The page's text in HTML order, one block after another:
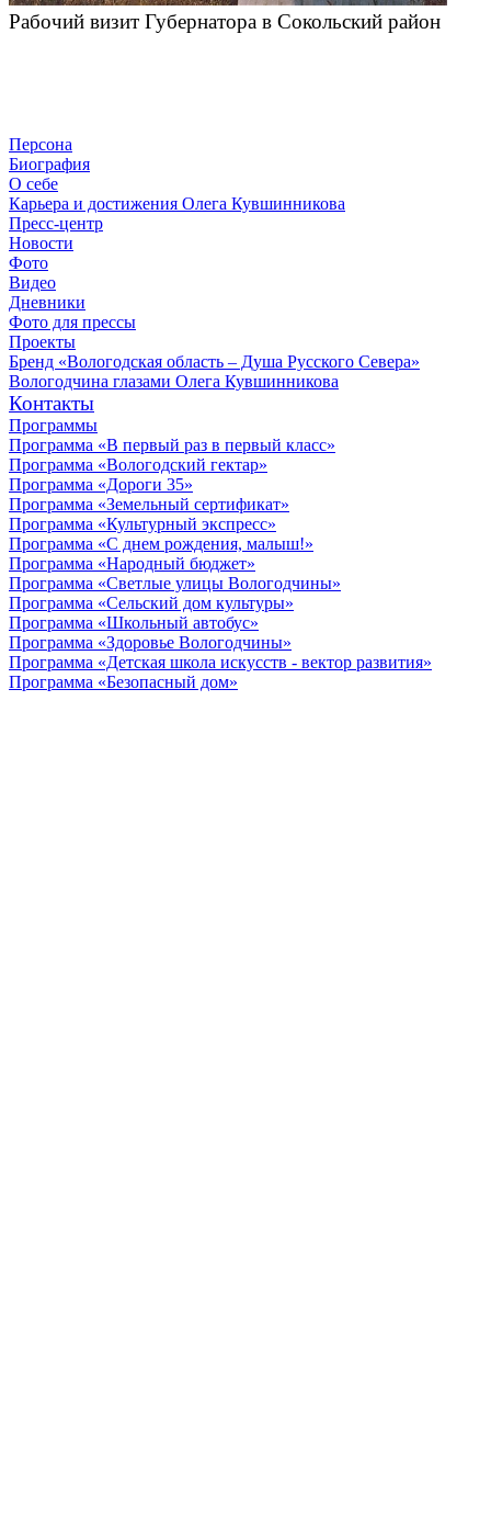
Рабочий визит Губернатора в Сокольский район
Персона
Биография
О себе
Карьера и достижения Олега Кувшинникова
Пресс-центр
Новости
Фото
Видео
Дневники
Фото для прессы
Проекты
Бренд «Вологодская область – Душа Русского Севера»
Вологодчина глазами Олега Кувшинникова
Контакты
Программы
Программа «В первый раз в первый класс»
Программа «Вологодский гектар»
Программа «Дороги 35»
Программа «Земельный сертификат»
Программа «Культурный экспресс»
Программа «С днем рождения, малыш!»
Программа «Народный бюджет»
Программа «Светлые улицы Вологодчины»
Программа «Сельский дом культуры»
Программа «Школьный автобус»
Программа «Здоровье Вологодчины»
Программа «Детская школа искусств - вектор развития»
Программа «Безопасный дом»